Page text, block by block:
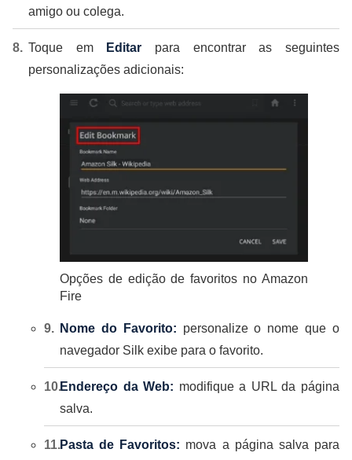
amigo ou colega.
Toque em Editar para encontrar as seguintes
personalizações adicionais:
Opções de edição de favoritos no Amazon
Fire
Nome do Favorito: personalize o nome que o
navegador Silk exibe para o favorito.
Endereço da Web: modifique a URL da página
salva.
Pasta de Favoritos: mova a página salva para